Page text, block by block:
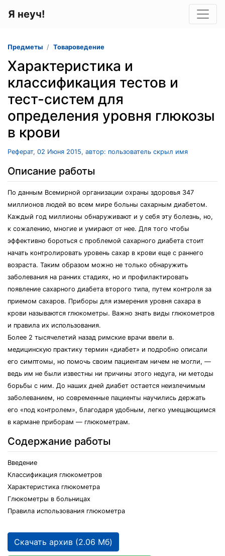
Я неуч!
Предметы Товароведение
Характеристика и
классификация тестов и
тест-систем для
определения уровня глюкозы
в крови
Реферат, 02 Июня 2015, автор: пользователь скрыл имя
Описание работы
По данным Всемирной организации охраны здоровья 347
миллионов людей во всем мире больны сахарным диабетом.
Каждый год миллионы обнаруживают и у себя эту болезнь, но,
к сожалению, многие и умирают от нее. Для того чтобы
эффективно бороться с проблемой сахарного диабета стоит
начать контролировать уровень сахар в крови еще с раннего
возраста. Таким образом можно не только обнаружить
заболевания на ранних стадиях, но и профилактировать
появление сахарного диабета второго типа, путем контроля за
приемом сахаров. Приборы для измерения уровня сахара в
крови называются глюкометры. Важно знать виды глюкометров
и правила их использования.
Более 2 тысячелетий назад римские врачи ввели в.
медицинскую практику термин «диабет» и подробно описали
его симптомы, но помочь своим пациентам ничем не могли, —
ведь им не были известны ни причины этого недуга, ни методы
борьбы с ним. До наших дней диабет остается неизлечимым
заболеванием, но современные пациенты научились держать
его «под контролем», благодаря удобным, легко умещающимся
в кармане приборам — глюкометрам.
Содержание работы
Введение
Классификация глюкометров
Характеристика глюкометра
Глюкометры в больницах
Правила использования глюкометра
Скачать архив (2.06 Мб)